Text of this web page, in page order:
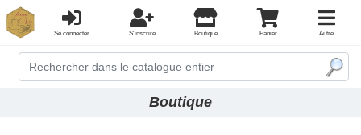
Se connecter S'inscrire Boutique Panier Autre
Boutique